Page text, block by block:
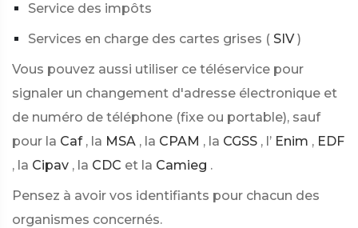
Service des impôts
Services en charge des cartes grises ( SIV )
Vous pouvez aussi utiliser ce téléservice pour
signaler un changement d'adresse électronique et
de numéro de téléphone (fixe ou portable), sauf
pour la Caf , la MSA , la CPAM , la CGSS , l’ Enim , EDF
, la Cipav , la CDC et la Camieg .
Pensez à avoir vos identifiants pour chacun des
organismes concernés.